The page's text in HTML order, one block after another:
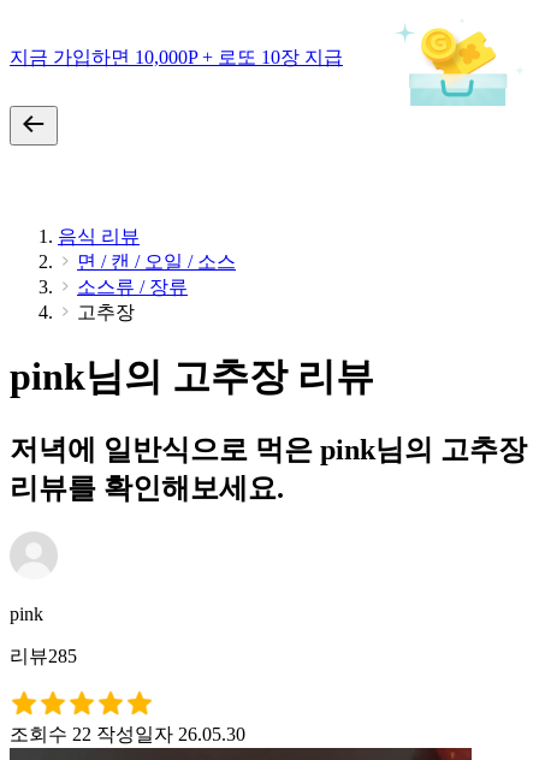
지금 가입하면 10,000P + 로또 10장 지급
음식 리뷰
면 / 캔 / 오일 / 소스
소스류 / 장류
고추장
pink님의 고추장 리뷰
저녁에 일반식으로 먹은 pink님의 고추장
리뷰를 확인해보세요.
pink
리뷰285
조회수 22 작성일자 26.05.30